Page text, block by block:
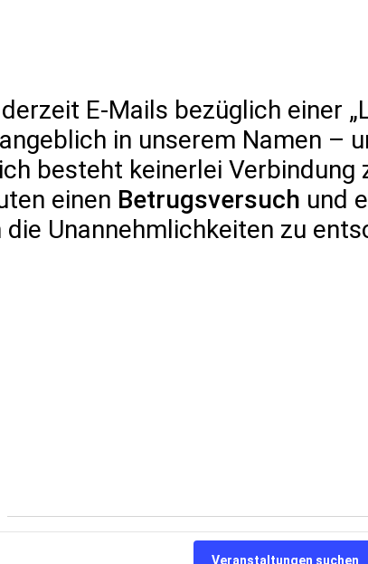
ÜBER UNS
Veranstaltungen suchen
E-Mails bezüglich einer
in unserem Namen –
besteht keinerlei Verbindung
einen Betrugsversuch und
Unannehmlichkeiten zu